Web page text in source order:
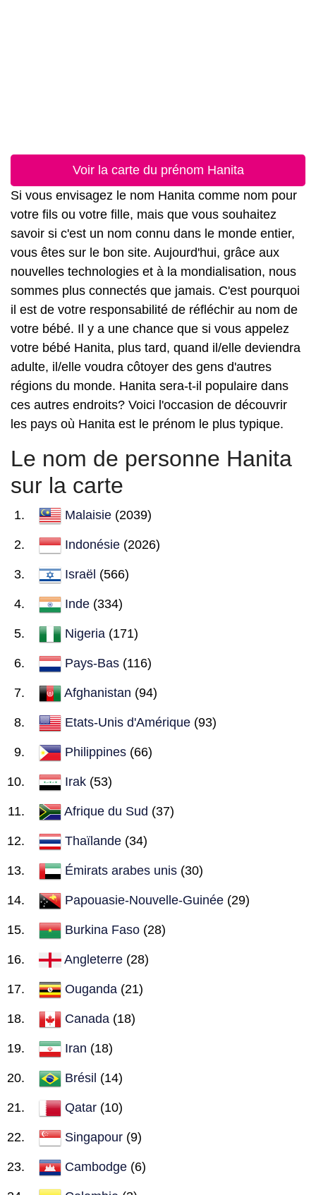
Voir la carte du prénom Hanita
Si vous envisagez le nom Hanita comme nom pour
votre fils ou votre fille, mais que vous souhaitez
savoir si c'est un nom connu dans le monde entier,
vous êtes sur le bon site. Aujourd'hui, grâce aux
nouvelles technologies et à la mondialisation, nous
sommes plus connectés que jamais. C'est pourquoi
il est de votre responsabilité de réfléchir au nom de
votre bébé. Il y a une chance que si vous appelez
votre bébé Hanita, plus tard, quand il/elle deviendra
adulte, il/elle voudra côtoyer des gens d'autres
régions du monde. Hanita sera-t-il populaire dans
ces autres endroits? Voici l'occasion de découvrir
les pays où Hanita est le prénom le plus typique.
Le nom de personne Hanita
sur la carte
Malaisie (2039)
Indonésie (2026)
Israël (566)
Inde (334)
Nigeria (171)
Pays-Bas (116)
Afghanistan (94)
Etats-Unis d'Amérique (93)
Philippines (66)
Irak (53)
Afrique du Sud (37)
Thaïlande (34)
Émirats arabes unis (30)
Papouasie-Nouvelle-Guinée (29)
Burkina Faso (28)
Angleterre (28)
Ouganda (21)
Canada (18)
Iran (18)
Brésil (14)
Qatar (10)
Singapour (9)
Cambodge (6)